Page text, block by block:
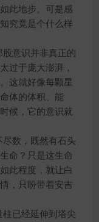
此地步。可是感
究竟是个什么样
意识并非真正的
过于庞大澎湃，
这就好像每颗星
体的体积、能
候，它的意识就
数，既然有石头
命？只是这生命
此程度，就让白
，只盼带着安吉
已经延伸到塔尖